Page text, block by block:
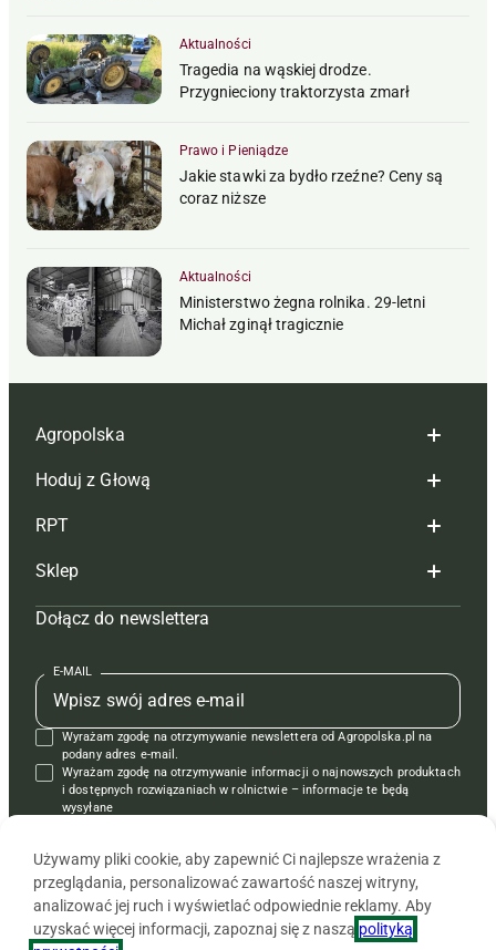
Aktualności
Tragedia na wąskiej drodze.
Przygnieciony traktorzysta zmarł
Prawo i Pieniądze
Jakie stawki za bydło rzeźne? Ceny są
coraz niższe
Aktualności
Ministerstwo żegna rolnika. 29-letni
Michał zginął tragicznie
Agropolska
Redakcja
Reklama
Tagi
Mapa serwisu
Kontakt
Regulamin
Polityka prywatności
Hoduj z Głową
Hoduj z głową bydło
Hoduj z głową świnie
Prenumerata
Redakcja
Kontakt
Reklama
RPT
Redakcja
Prenumerata
Reklama
Kontakt
Krzyżówki
Sklep
Czasopisma i prenumerata
Książki
Regulamin
Dołącz do newslettera
E-MAIL
Wyrażam zgodę na otrzymywanie newslettera od Agropolska.pl na
podany adres e-mail.
Wyrażam zgodę na otrzymywanie informacji o najnowszych produktach
i dostępnych rozwiązaniach w rolnictwie – informacje te będą
wysyłane
Używamy pliki cookie, aby zapewnić Ci najlepsze wrażenia z
przeglądania, personalizować zawartość naszej witryny,
analizować jej ruch i wyświetlać odpowiednie reklamy. Aby
uzyskać więcej informacji, zapoznaj się z naszą polityką